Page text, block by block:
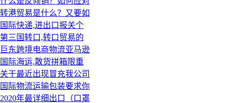
转港贸易是什么？又要如
国际快递,进出口报关个
第三国转口,转口贸易的
巨东跨境电商物流亚马逊
国际海运,散货拼箱限重
关于最近出现冒充我公司
国际物流运输包装要求你
2020年最详细出口（口罩